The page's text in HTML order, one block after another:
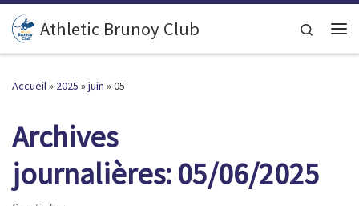
Passer au contenu
Athletic Brunoy Club Search
Accueil» 2025 »juin »05
Archives
journalières:05/06/2025